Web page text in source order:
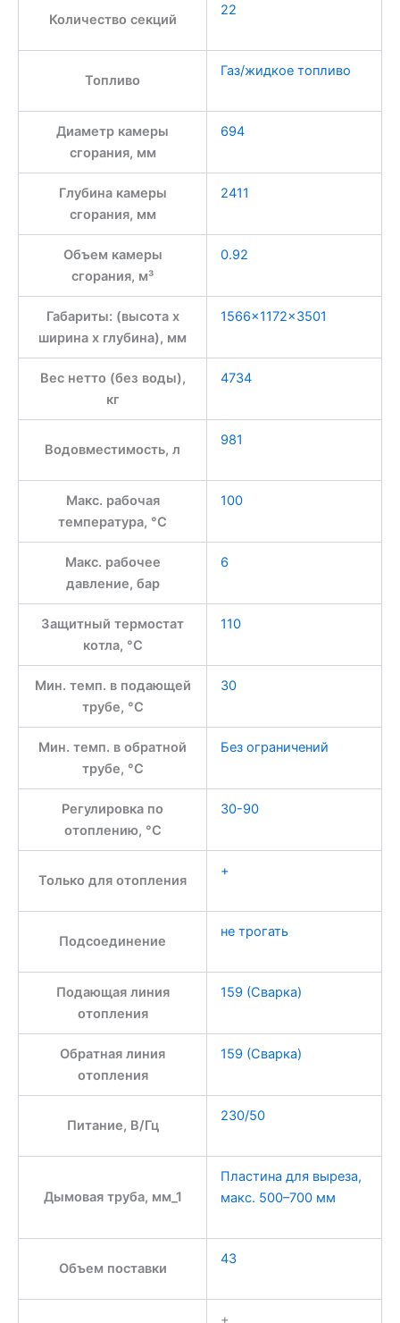
Количество секций
22
Топливо
Газ/жидкое топливо
Диаметр камеры
сгорания, мм
694
Глубина камеры
сгорания, мм
2411
Объем камеры
сгорания, м³
0.92
Габариты: (высота x
ширина x глубина), мм
1566×1172×3501
Вес нетто (без воды),
кг
4734
Водовместимость, л
981
Макс. рабочая
температура, °С
100
Макс. рабочее
давление, бар
6
Защитный термостат
котла, °С
110
Мин. темп. в подающей
трубе, °C
30
Мин. темп. в обратной
трубе, °С
Без ограничений
Регулировка по
отоплению, °С
30-90
Только для отопления
+
Подсоединение
не трогать
Подающая линия
отопления
159 (Сварка)
Обратная линия
отопления
159 (Сварка)
Питание, В/Гц
230/50
Дымовая труба, мм_1
Пластина для выреза,
макс. 500–700 мм
Объем поставки
43
+